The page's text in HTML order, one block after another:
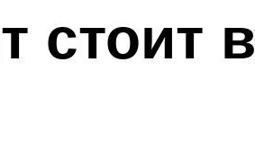
стоит в